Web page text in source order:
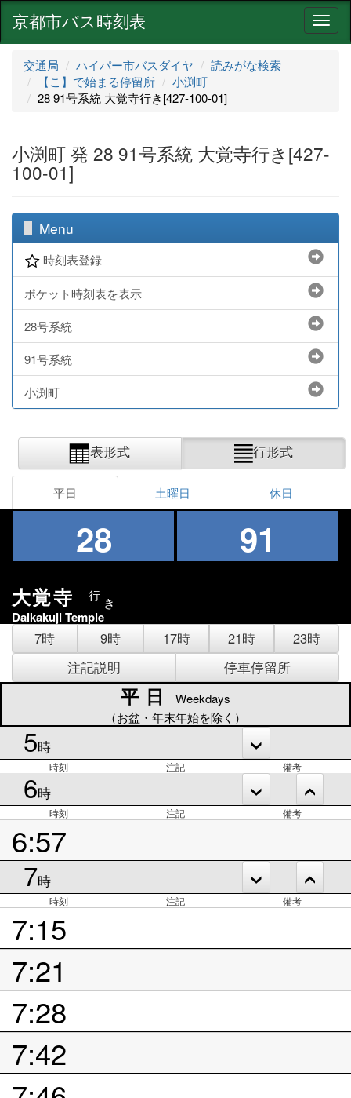
ナ
ビ
京都市バス時刻表
交通局 ハイパー市バスダイヤ
読みがな検索
【こ】で始まる停留所
小渕町
28 91号系統 大覚寺行き[427-100-01]
小渕町 発 28 91号系統 大覚寺行き[427-
100-01]
Menu
時刻表登録
ポケット時刻表を表示
28号系統
91号系統
小渕町
表形式 行形式
平日 土曜日 休日
28 91
大覚寺 行 き
Daikakuji Temple
7時 9時 17時 21時
23時
注記説明
停車停留所
平日
Weekdays
（お盆・年末年始を除く）
5時
時刻 注記 備考
6時
時刻 注記 備考
6:57
7時
時刻 注記 備考
7:15
7:21
7:28
7:42